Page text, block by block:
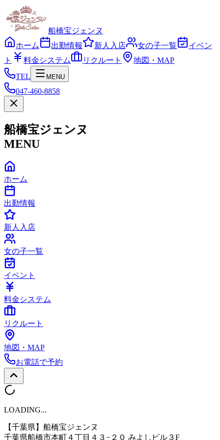
船橋宝ジェンヌ
ホーム
出勤情報 新人入店 女の子一覧
イベン
ト
料金システム リクルート
地図・MAP
TEL
MENU
047-460-8858
船橋宝ジェンヌ
MENU
ホーム
出勤情報
新人入店
女の子一覧
イベント
料金システム
リクルート
地図・MAP
お電話で予約
LOADING...
【千葉県】 船橋宝ジェンヌ
千葉県船橋市本町４丁目４３−２０ みよしビル３F